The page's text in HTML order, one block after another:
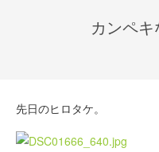
カンペ
先日のヒロタケ。